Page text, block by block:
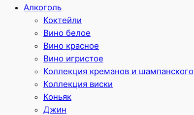
Алкоголь
Коктейли
Вино белое
Вино красное
Вино игристое
Коллекция креманов и шампанского
Коллекция виски
Коньяк
Джин